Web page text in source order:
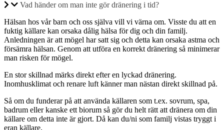
Vad händer om man inte gör dränering i tid?
Hälsan hos vår barn och oss själva vill vi värna om. Visste du att en
fuktig källare kan orsaka dålig hälsa för dig och din familj.
Anledningen är att mögel har satt sig och detta kan orsaka astma och
försämra hälsan. Genom att utföra en korrekt dränering så minimerar
man risken för mögel.
En stor skillnad märks direkt efter en lyckad dränering.
Inomhusklimat och renare luft känner man nästan direkt skillnad på.
Så om du funderar på att använda källaren som t.ex. sovrum, spa,
badrum eller kanske ett biorum så gör du helt rätt att dränera om din
källare om detta inte är gjort. Då kan du/ni som familj vistas tryggt i
eran källare.